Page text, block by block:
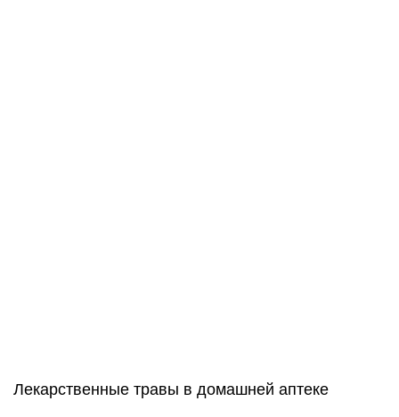
Лекарственные травы в домашней аптеке